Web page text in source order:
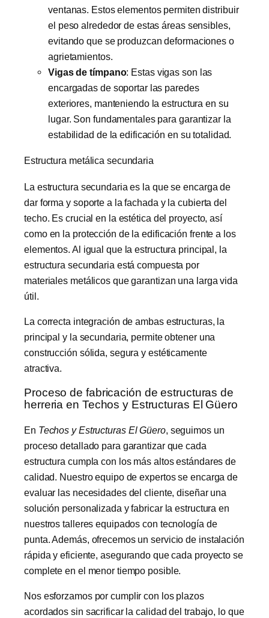
ventanas. Estos elementos permiten distribuir
el peso alrededor de estas áreas sensibles,
evitando que se produzcan deformaciones o
agrietamientos.
Vigas de tímpano: Estas vigas son las
encargadas de soportar las paredes
exteriores, manteniendo la estructura en su
lugar. Son fundamentales para garantizar la
estabilidad de la edificación en su totalidad.
Estructura metálica secundaria
La estructura secundaria es la que se encarga de
dar forma y soporte a la fachada y la cubierta del
techo. Es crucial en la estética del proyecto, así
como en la protección de la edificación frente a los
elementos. Al igual que la estructura principal, la
estructura secundaria está compuesta por
materiales metálicos que garantizan una larga vida
útil.
La correcta integración de ambas estructuras, la
principal y la secundaria, permite obtener una
construcción sólida, segura y estéticamente
atractiva.
Proceso de fabricación de estructuras de
herreria en Techos y Estructuras El Güero
En Techos y Estructuras El Güero, seguimos un
proceso detallado para garantizar que cada
estructura cumpla con los más altos estándares de
calidad. Nuestro equipo de expertos se encarga de
evaluar las necesidades del cliente, diseñar una
solución personalizada y fabricar la estructura en
nuestros talleres equipados con tecnología de
punta. Además, ofrecemos un servicio de instalación
rápida y eficiente, asegurando que cada proyecto se
complete en el menor tiempo posible.
Nos esforzamos por cumplir con los plazos
acordados sin sacrificar la calidad del trabajo, lo que